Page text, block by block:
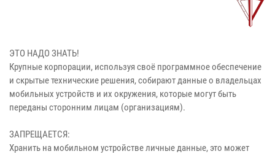
ЭТО НАДО ЗНАТЬ!
Крупные корпорации, используя своё программное обеспечение
и скрытые технические решения, собирают данные о владельцах
мобильных устройств и их окружения, которые могут быть
переданы сторонним лицам (организациям).
ЗАПРЕЩАЕТСЯ:
Хранить на мобильном устройстве личные данные, это может